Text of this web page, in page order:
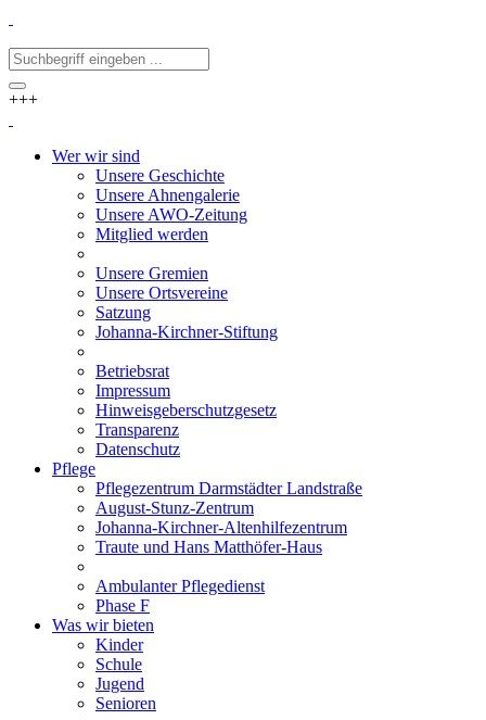
+++
Wer wir sind
Unsere Geschichte
Unsere Ahnengalerie
Unsere AWO-Zeitung
Mitglied werden
Unsere Gremien
Unsere Ortsvereine
Satzung
Johanna-Kirchner-Stiftung
Betriebsrat
Impressum
Hinweisgeberschutzgesetz
Transparenz
Datenschutz
Pflege
Pflegezentrum Darmstädter Landstraße
August-Stunz-Zentrum
Johanna-Kirchner-Altenhilfezentrum
Traute und Hans Matthöfer-Haus
Ambulanter Pflegedienst
Phase F
Was wir bieten
Kinder
Schule
Jugend
Senioren